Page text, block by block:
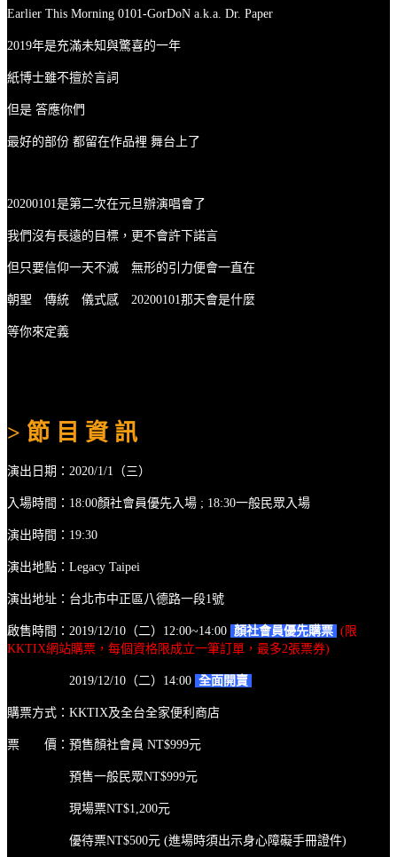
Earlier This Morning 0101-GorDoN a.k.a. Dr. Paper
2019年是充滿未知與驚喜的一年
紙博士雖不擅於言詞
但是 答應你們
最好的部份 都留在作品裡 舞台上了
20200101是第二次在元旦辦演唱會了
我們沒有長遠的目標，更不會許下諾言
但只要信仰一天不滅 無形的引力便會一直在
朝聖 傳統 儀式感 20200101那天會是什麼
等你來定義
> 節 目 資 訊
演出日期：2020/1/1（三）
入場時間：18:00顏社會員優先入場 ; 18:30一般民眾入場
演出時間：19:30
演出地點：Legacy Taipei
演出地址：台北市中正區八德路一段1號
啟售時間：2019/12/10（二）12:00~14:00 顏社會員優先購票 (限
KKTIX網站購票，每個資格限成立一筆訂單，最多2張票券)
2019/12/10（二）14:00 全面開賣
購票方式：KKTIX及全台全家便利商店
票 價：預售顏社會員 NT$999元
預售一般民眾NT$999元
現場票NT$1,200元
優待票NT$500元 (進場時須出示身心障礙手冊證件)